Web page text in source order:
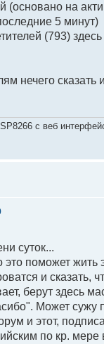
(основано на
5 минут)
(793)
нечего сказать
с веб
суток...
это поможет жить
и сказать,
берут здесь
Может сужу
и этот,
по кр. мере